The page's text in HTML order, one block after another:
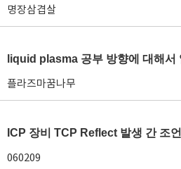
명장삼겹살
liquid plasma 공부 방향에 대해서
플라즈마꿈나무
ICP 장비 TCP Reflect 발생 간 조
060209